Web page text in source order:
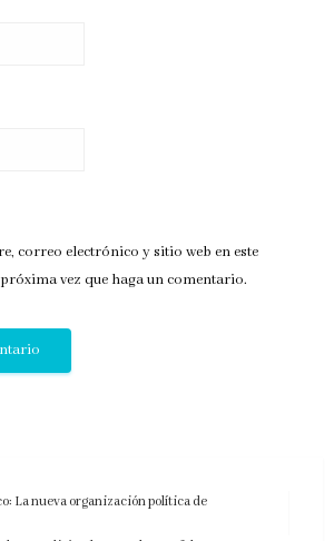
correo electrónico y sitio web en este
vez que haga un comentario.
La nueva organización política de